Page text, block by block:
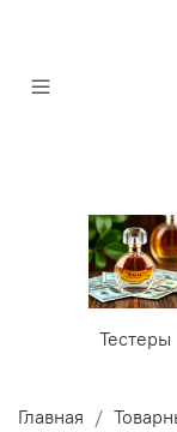
Тестеры
Главная